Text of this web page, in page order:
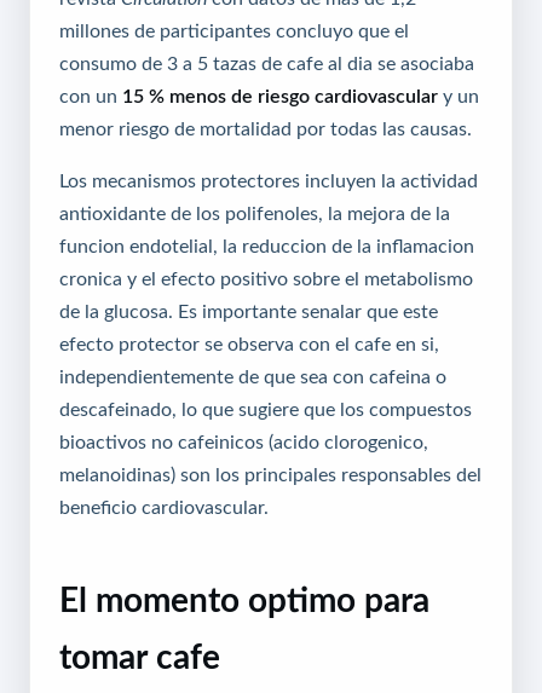
millones de participantes concluyo que el
consumo de 3 a 5 tazas de cafe al dia se asociaba
con un 15 % menos de riesgo cardiovascular y un
menor riesgo de mortalidad por todas las causas.
Los mecanismos protectores incluyen la actividad
antioxidante de los polifenoles, la mejora de la
funcion endotelial, la reduccion de la inflamacion
cronica y el efecto positivo sobre el metabolismo
de la glucosa. Es importante senalar que este
efecto protector se observa con el cafe en si,
independientemente de que sea con cafeina o
descafeinado, lo que sugiere que los compuestos
bioactivos no cafeinicos (acido clorogenico,
melanoidinas) son los principales responsables del
beneficio cardiovascular.
El momento optimo para
tomar cafe